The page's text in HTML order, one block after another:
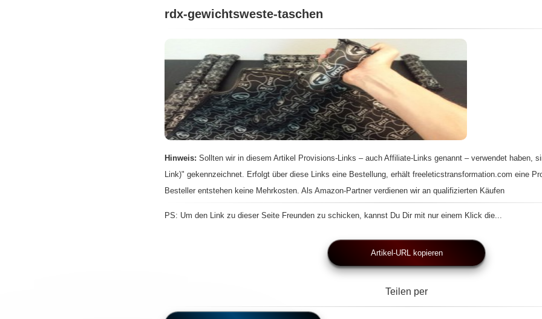
rdx-gewichtsweste-taschen
Hinweis: Sollten wir in diesem Artikel Provisions-Links – auch Affiliate-Links genannt – verwendet haben,
Link)" gekennzeichnet. Erfolgt über diese Links eine Bestellung, erhält freeleticstransformation.com eine
Besteller entstehen keine Mehrkosten. Als Amazon-Partner verdienen wir an qualifizierten Käufen
PS: Um den Link zu dieser Seite Freunden zu schicken, kannst Du Dir mit nur einem Klick die...
Artikel-URL kopieren
Teilen per